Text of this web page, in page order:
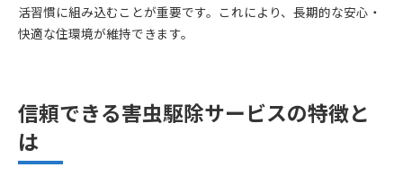
活習慣に組み込むことが重要です。これにより、長期的な安心・
快適な住環境が維持できます。
信頼できる害虫駆除サービスの特徴と
は